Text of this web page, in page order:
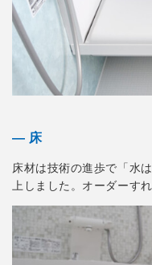
― 床
床材は技術の進歩で「水
上しました。オーダーす